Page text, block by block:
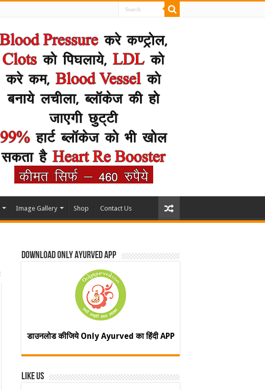
Image Gallery Shop Contact Us
Download Only Ayurved App
डाउनलोड कीजिये Only Ayurved का हिंदी APP
Like Us